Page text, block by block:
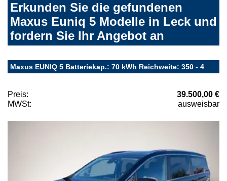
Erkunden Sie die gefundenen
Maxus Euniq 5 Modelle in Leck und
fordern Sie Ihr Angebot an
Maxus EUNIQ 5 Batteriekap.: 70 kWh Reichweite: 350 - 4
Preis:
39.500,00 €
MWSt:
ausweisbar